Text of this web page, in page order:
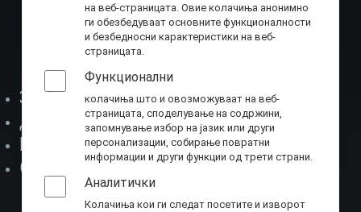
За нас
Директор
Буџет
Соработка
на веб-страницата. Овие колачиња анонимно
ги обезбедуваат основните функционалности
и безбедносни карактеристики на веб-
страницата.
Функционални
колачиња што и овозможуваат на веб-
страницата, споделување на содржини,
запомнување избор на јазик или други
персонализации, собирање повратни
информации и други функции од трети страни.
Аналитички
Колачиња кои ги следат посетите и изворот